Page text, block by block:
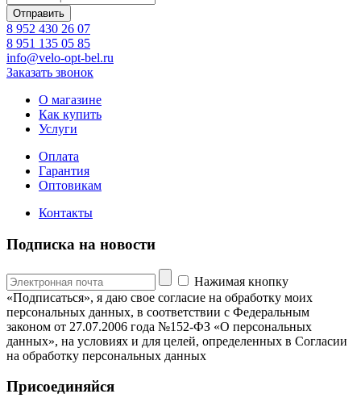
8 952 430 26 07
8 951 135 05 85
info@velo-opt-bel.ru
Заказать звонок
О магазине
Как купить
Услуги
Оплата
Гарантия
Оптовикам
Контакты
Подписка на новости
Нажимая кнопку
«Подписаться», я даю свое согласие на обработку моих
персональных данных, в соответствии с Федеральным
законом от 27.07.2006 года №152-ФЗ «О персональных
данных», на условиях и для целей, определенных в Согласии
на обработку персональных данных
Присоединяйся